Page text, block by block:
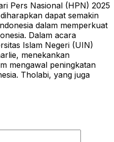
Pers Nasional (HPN) 2025
dapat semakin
dalam memperkuat
Dalam acara
Islam Negeri (UIN)
menekankan
mengawal peningkatan
Tholabi, yang juga